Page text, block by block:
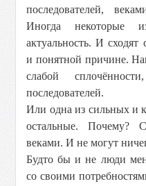
последователей,
Иногда
актуальность. И
и понятной причине.
слабой
последователей.
Или одна из сильных и
остальные. Почему?
веками. И не могут
Будто бы и не люди
со своими